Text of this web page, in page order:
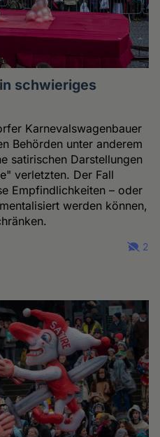
schwieriges
Karnevalswagenbauer
Behörden unter anderem
satirischen Darstellungen
verletzten. Der Fall
Empfindlichkeiten – oder
werden können,
2